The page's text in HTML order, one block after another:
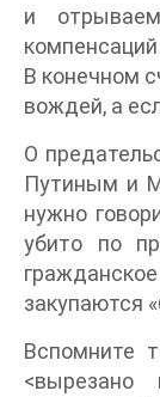
и
В конечном
вождей, а
О
Путиным и
нужно
убито по
закупаются
Вспомните